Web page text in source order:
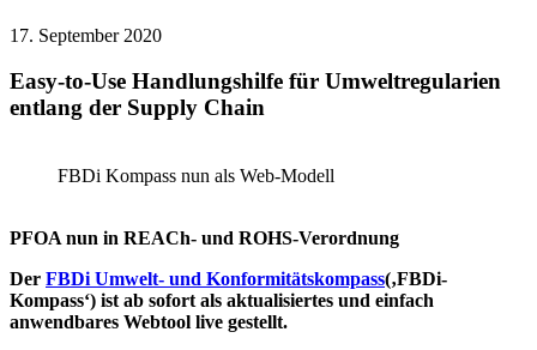
17. September 2020
Easy-to-Use Handlungshilfe für Umweltregularien
entlang der Supply Chain
FBDi Kompass nun als Web-Modell
PFOA nun in REACh- und ROHS-Verordnung
Der FBDi Umwelt- und Konformitätskompass(‚FBDi-
Kompass‘) ist ab sofort als aktualisiertes und einfach
anwendbares Webtool live gestellt.